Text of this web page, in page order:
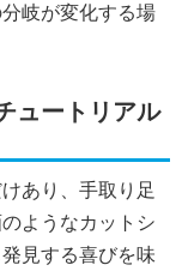
岐が変化する場
ュートリアル
あり、手取り足
ようなカットシ
見する喜びを味